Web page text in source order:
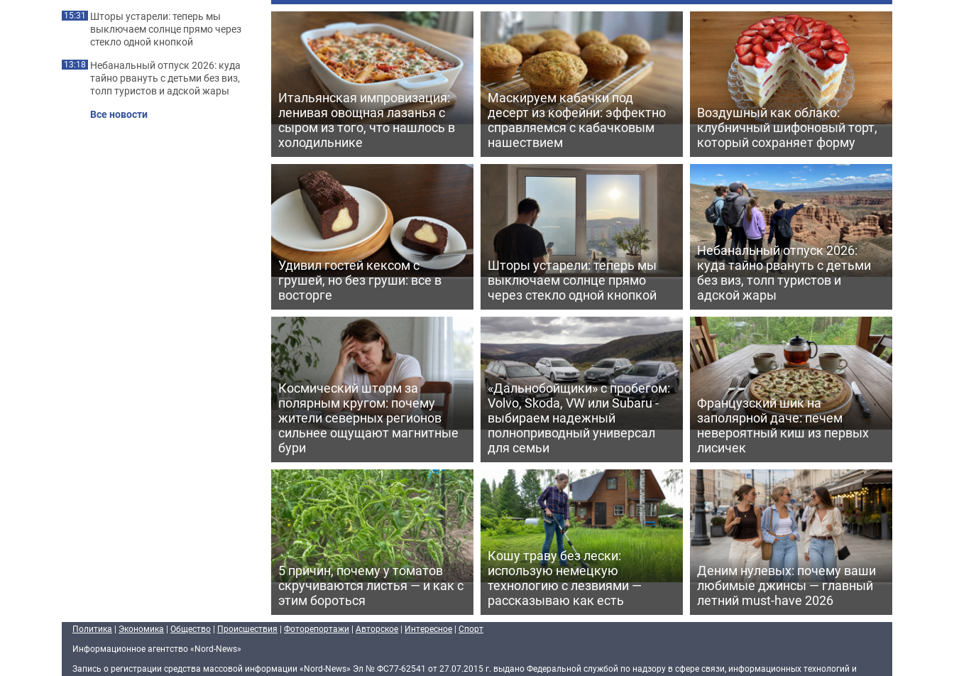
Итальянская импровизация:
ленивая овощная лазанья с
сыром из того, что нашлось в
холодильнике
Маскируем кабачки под
десерт из кофейни: эффектно
справляемся с кабачковым
нашествием
Воздушный как облако:
клубничный шифоновый торт,
который сохраняет форму
Удивил гостей кексом с
грушей, но без груши: все в
восторге
Шторы устарели: теперь мы
выключаем солнце прямо
через стекло одной кнопкой
Небанальный отпуск 2026:
куда тайно рвануть с детьми
без виз, толп туристов и
адской жары
Космический шторм за
полярным кругом: почему
жители северных регионов
сильнее ощущают магнитные
бури
«Дальнобойщики» с пробегом:
Volvo, Skoda, VW или Subaru -
выбираем надежный
полноприводный универсал
для семьи
Французский шик на
заполярной даче: печем
невероятный киш из первых
лисичек
5 причин, почему у томатов
скручиваются листья — и как с
этим бороться
Кошу траву без лески:
использую немецкую
технологию с лезвиями —
рассказываю как есть
Деним нулевых: почему ваши
любимые джинсы — главный
летний must-have 2026
15:31 Шторы устарели: теперь мы
выключаем солнце прямо через
стекло одной кнопкой
13:18 Небанальный отпуск 2026: куда
тайно рвануть с детьми без виз,
толп туристов и адской жары
Все новости
Политика | Экономика | Общество | Происшествия | Фоторепортажи | Авторское | Интересное | Спорт
Информационное агентство «Nord-News»
Запись о регистрации средства массовой информации «Nord-News» Эл № ФС77-62541 от 27.07.2015 г. выдано Федеральной службой по надзору в сфере связи, информационных технологий и